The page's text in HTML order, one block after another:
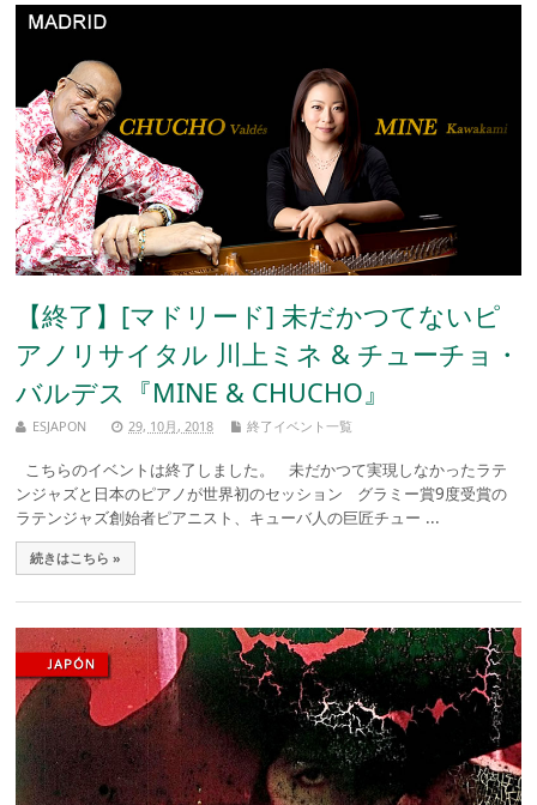
【終了】[マドリード] 未だかつてないピ
アノリサイタル 川上ミネ & チューチョ・
バルデス『MINE & CHUCHO』
ESJAPON 29, 10月, 2018 終了イベント一覧
こちらのイベントは終了しました。 未だかつて実現しなかったラテ
ンジャズと日本のピアノが世界初のセッション グラミー賞9度受賞の
ラテンジャズ創始者ピアニスト、キューバ人の巨匠チュー ...
続きはこちら »